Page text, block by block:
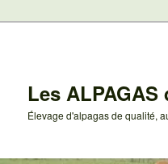
Les ALPAGAS
Élevage d'alpagas de qualité,